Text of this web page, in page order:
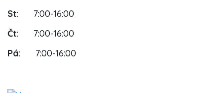
St:
7:00-16:00
Čt:
7:00-16:00
Pá:
7:00-16:00